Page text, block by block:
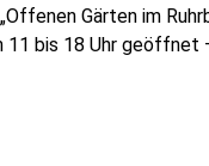
Gärten im
11 bis 18 Uhr geöffnet